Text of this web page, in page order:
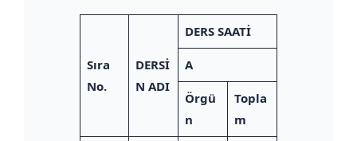
Sıra
No.
DERSİ
N ADI
DERS SAATİ
A
Örgü
n
Topla
m